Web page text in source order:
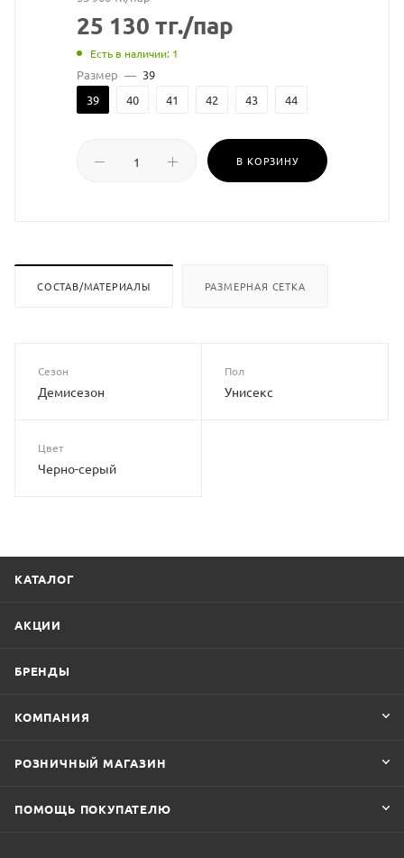
25 130 тг./пар
Есть в наличии: 1
Размер — 39
39
40 41 42 43 44
В КОРЗИНУ
СОСТАВ/МАТЕРИАЛЫ РАЗМЕРНАЯ СЕТКА
Сезон
Демисезон
Пол
Унисекс
Цвет
Черно-серый
КАТАЛОГ
АКЦИИ
БРЕНДЫ
КОМПАНИЯ
РОЗНИЧНЫЙ МАГАЗИН
ПОМОЩЬ ПОКУПАТЕЛЮ